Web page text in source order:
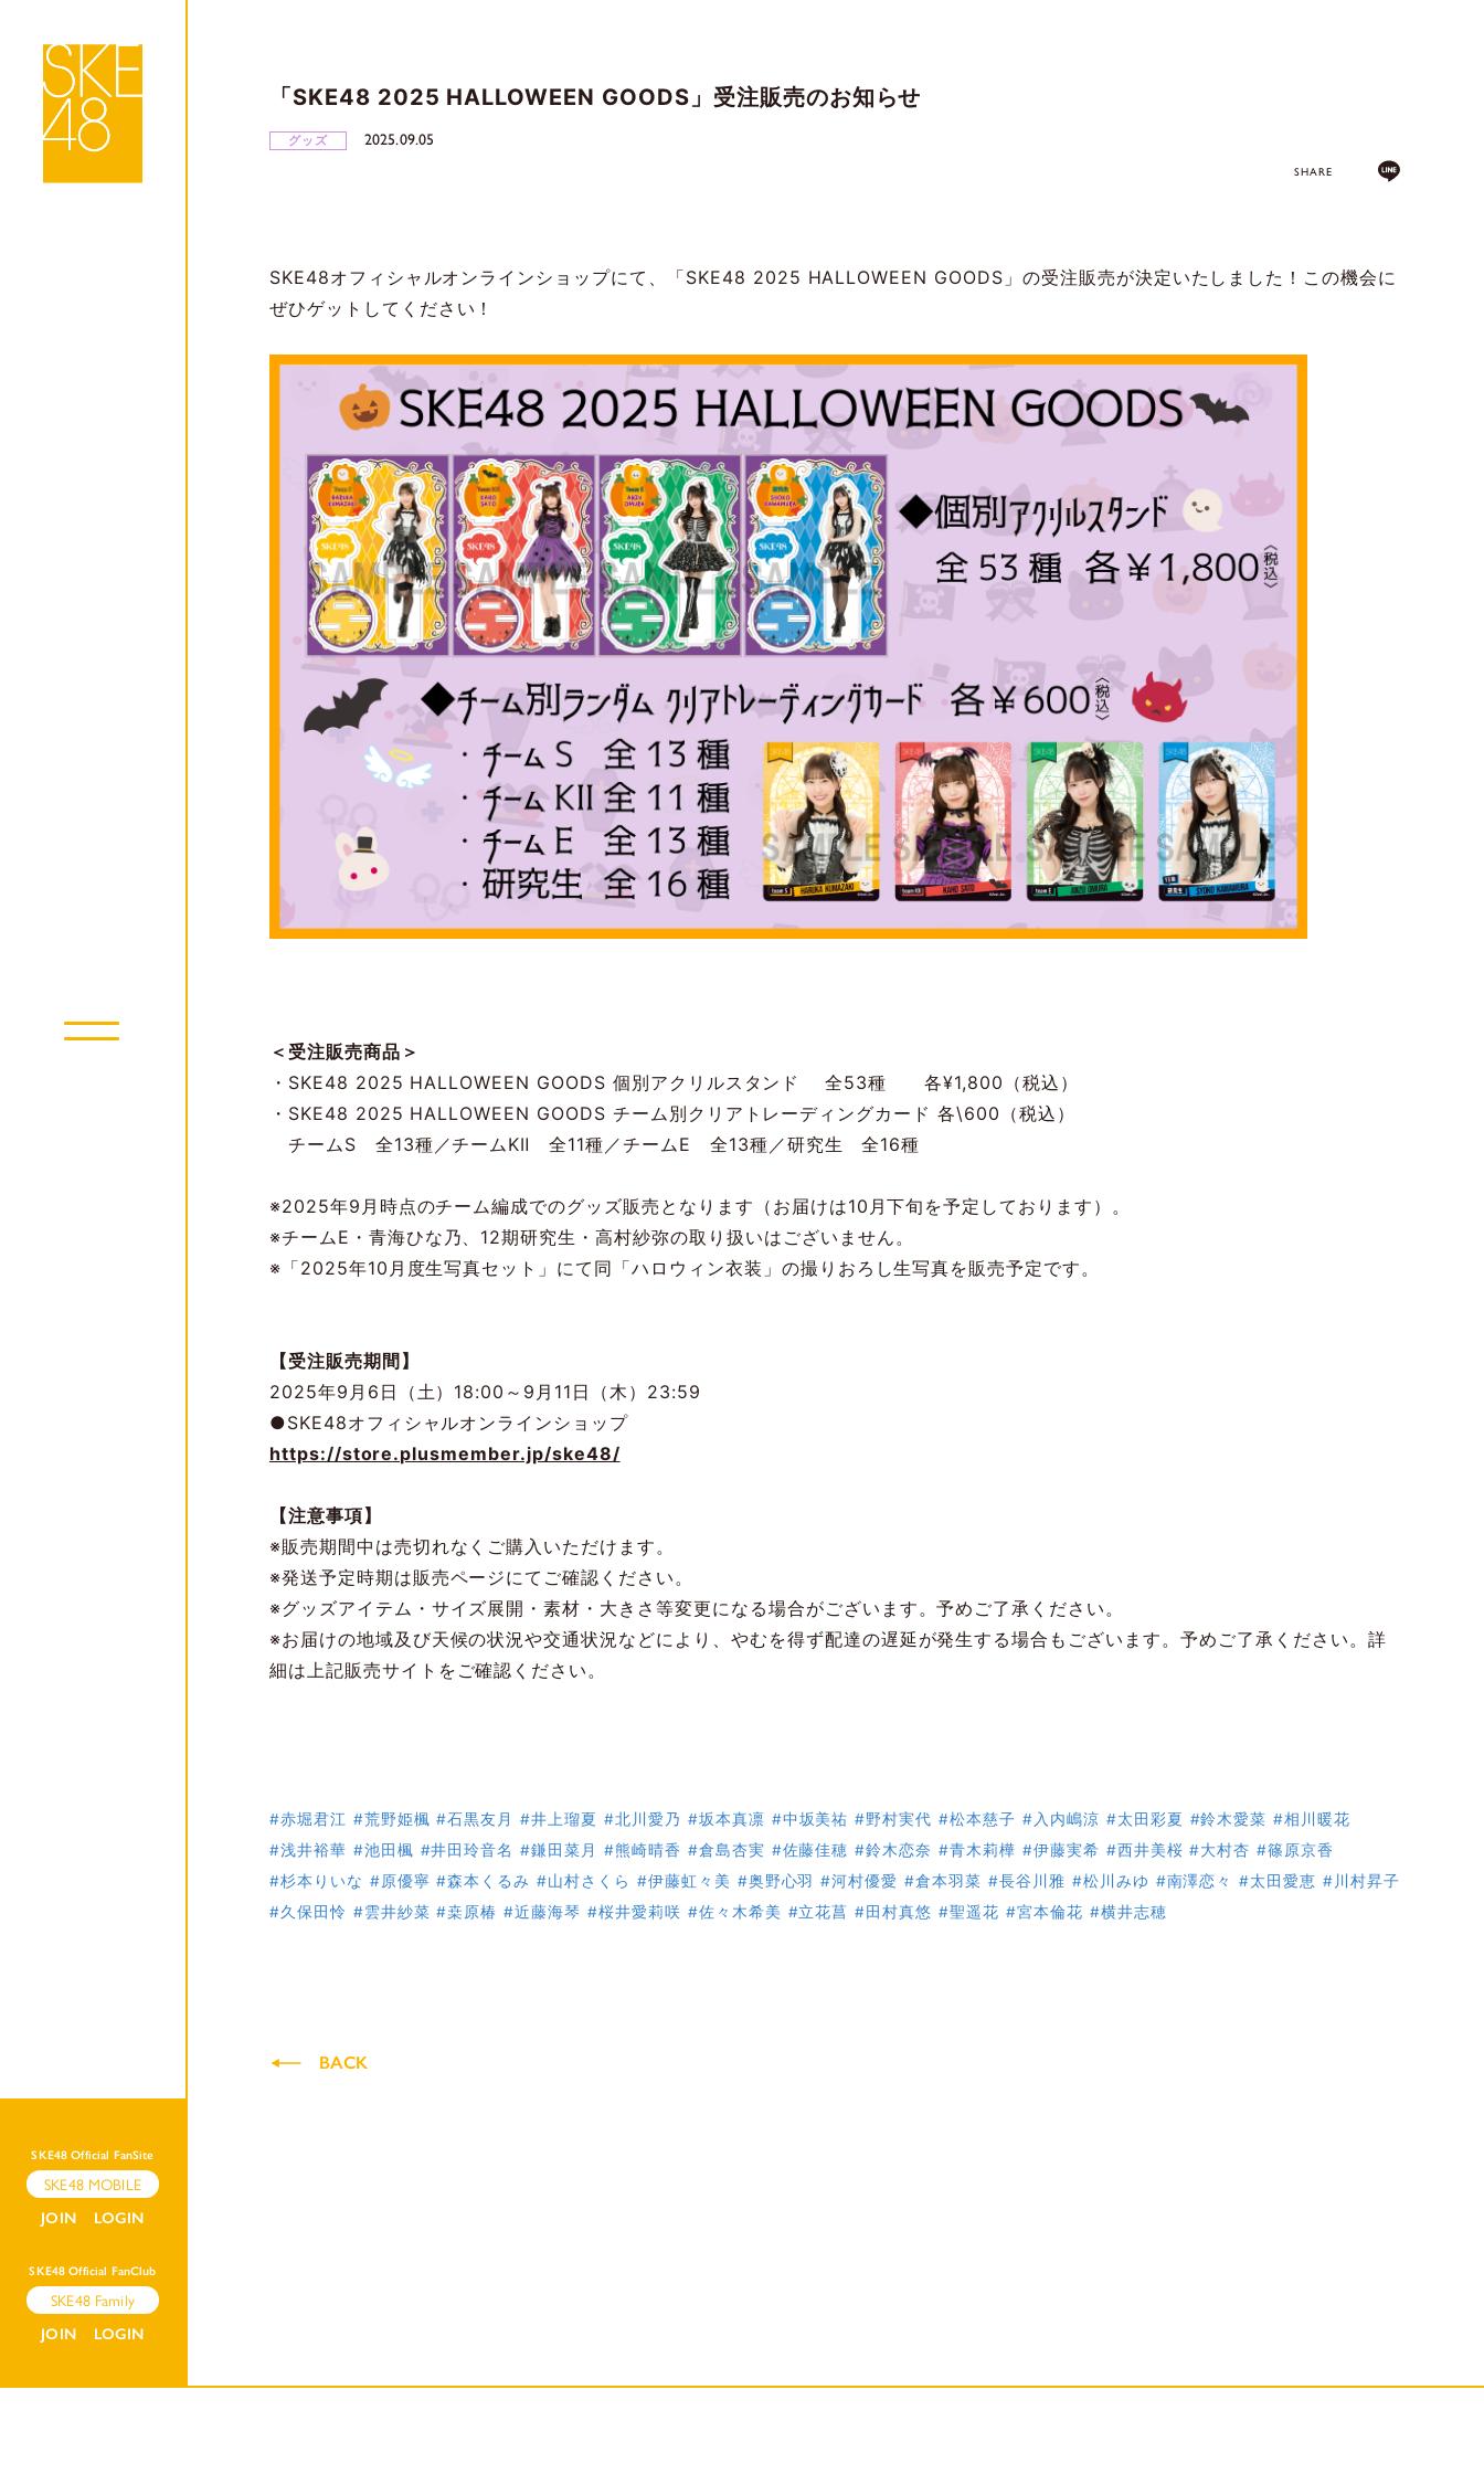
SKE48 Official FanSite
SKE48 MOBILE
JOIN LOGIN
SKE48 Official FanClub
SKE48 Family
JOIN LOGIN
「SKE48 2025 HALLOWEEN GOODS」受注販売のお知らせ
グッズ 2025.09.05
SHARE
SKE48オフィシャルオンラインショップにて、「SKE48 2025 HALLOWEEN GOODS」の受注販売が決定いたしました！この機会に
ぜひゲットしてください！
＜受注販売商品＞
・SKE48 2025 HALLOWEEN GOODS 個別アクリルスタンド 全53種 各¥1,800（税込）
・SKE48 2025 HALLOWEEN GOODS チーム別クリアトレーディングカード 各\600（税込）
チームS 全13種／チームKⅡ 全11種／チームE 全13種／研究生 全16種
※2025年9月時点のチーム編成でのグッズ販売となります（お届けは10月下旬を予定しております）。
※チームE・青海ひな乃、12期研究生・高村紗弥の取り扱いはございません。
※「2025年10月度生写真セット」にて同「ハロウィン衣装」の撮りおろし生写真を販売予定です。
【受注販売期間】
2025年9月6日（土）18:00～9月11日（木）23:59
●SKE48オフィシャルオンラインショップ
https://store.plusmember.jp/ske48/
【注意事項】
※販売期間中は売切れなくご購入いただけます。
※発送予定時期は販売ページにてご確認ください。
※グッズアイテム・サイズ展開・素材・大きさ等変更になる場合がございます。予めご了承ください。
※お届けの地域及び天候の状況や交通状況などにより、やむを得ず配達の遅延が発生する場合もございます。予めご了承ください。詳
細は上記販売サイトをご確認ください。
#赤堀君江 #荒野姫楓 #石黒友月 #井上瑠夏 #北川愛乃 #坂本真凛 #中坂美祐 #野村実代 #松本慈子 #入内嶋涼 #太田彩夏 #鈴木愛菜 #相川暖花
#浅井裕華 #池田楓 #井田玲音名 #鎌田菜月 #熊崎晴香 #倉島杏実 #佐藤佳穂 #鈴木恋奈 #青木莉樺 #伊藤実希 #西井美桜 #大村杏 #篠原京香
#杉本りいな #原優寧 #森本くるみ #山村さくら #伊藤虹々美 #奥野心羽 #河村優愛 #倉本羽菜 #長谷川雅 #松川みゆ #南澤恋々 #太田愛恵 #川村昇子
#久保田怜 #雲井紗菜 #桒原椿 #近藤海琴 #桜井愛莉咲 #佐々木希美 #立花菖 #田村真悠 #聖遥花 #宮本倫花 #横井志穂
BACK